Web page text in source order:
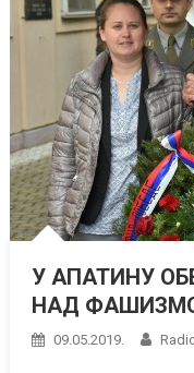
У АПАТИНУ
НАД
09.05.2019.